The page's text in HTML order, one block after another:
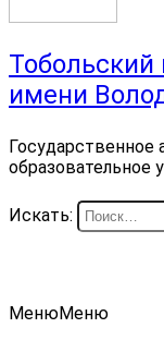
имени
Государственное
образовательное
Искать:
МенюМеню